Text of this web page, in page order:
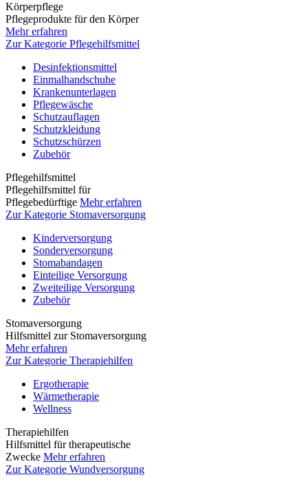
Körperpflege
Pflegeprodukte für den Körper
Mehr erfahren
Zur Kategorie Pflegehilfsmittel
Desinfektionsmittel
Einmalhandschuhe
Krankenunterlagen
Pflegewäsche
Schutzauflagen
Schutzkleidung
Schutzschürzen
Zubehör
Pflegehilfsmittel
Pflegehilfsmittel für
Pflegebedürftige Mehr erfahren
Zur Kategorie Stomaversorgung
Kinderversorgung
Sonderversorgung
Stomabandagen
Einteilige Versorgung
Zweiteilige Versorgung
Zubehör
Stomaversorgung
Hilfsmittel zur Stomaversorgung
Mehr erfahren
Zur Kategorie Therapiehilfen
Ergotherapie
Wärmetherapie
Wellness
Therapiehilfen
Hilfsmittel für therapeutische
Zwecke Mehr erfahren
Zur Kategorie Wundversorgung